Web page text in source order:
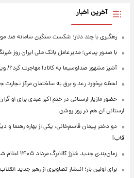
آخرین اخبار
رهگیری با چند دلار؛ شکست سنگین سامانه ضد
با صدور پیامی؛ مدیرعامل بانک ملی ایران روز
آشپز مشهور صداوسیما به کانادا مهاجرت کرد؟/
لحظه برخورد رعد و برق به ساختمان مرکز تجارت
حضور مازیار لرستانی در ختم اکبر عبدی برای او
لرستانی آن هم در روز روشن
دو دختر پیمان قاسم‌خانی، یکی از بهاره رهنما و
قاب!
زمان‌بندی جدید شارژ کالابرگ مرداد ۱۴۰۵ اعلام شد
برای اولین بار؛ انتشار تصاویری از رهبر جدید